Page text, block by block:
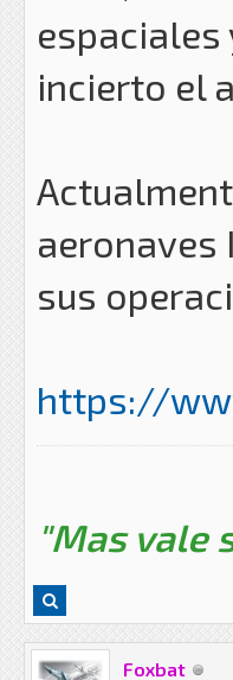
espaciales
incierto el
aeronaves
sus
https://
"Mas vale
Foxbat